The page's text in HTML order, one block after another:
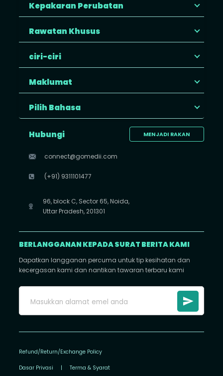
Kepakaran Perubatan
Rawatan Khusus
ciri-ciri
Maklumat
Pilih Bahasa
MENJADI RAKAN
Hubungi
connect@gomedii.com
(+91) 9311101477
96, block C, Sector 65, Noida,
Uttar Pradesh, 201301
BERLANGGANAN KEPADA SURAT BERITA KAMI
Dapatkan langganan percuma untuk tip kesihatan dan
kecergasan kami dan nantikan tawaran terbaru kami
Refund/Return/Exchange Policy
Dasar Privasi | Terma & Syarat